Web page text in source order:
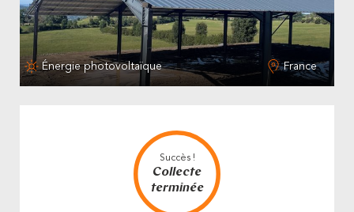
Énergie photovoltaïque France
Succès !
Collecte
terminée